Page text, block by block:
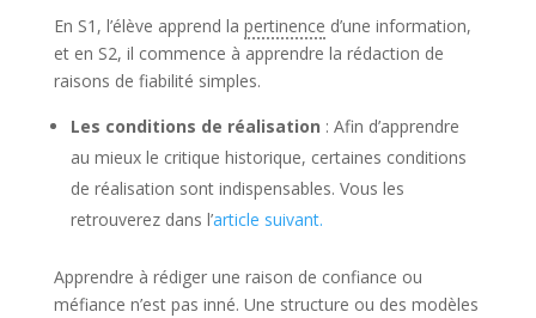
En S1, l’élève apprend la pertinence d’une information,
et en S2, il commence à apprendre la rédaction de
raisons de fiabilité simples.
Les conditions de réalisation : Afin d’apprendre
au mieux le critique historique, certaines conditions
de réalisation sont indispensables. Vous les
retrouverez dans l’article suivant.
Apprendre à rédiger une raison de confiance ou
méfiance n’est pas inné. Une structure ou des modèles